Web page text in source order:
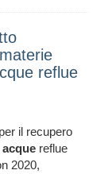
reflue
il recupero
acque reflue
2020,